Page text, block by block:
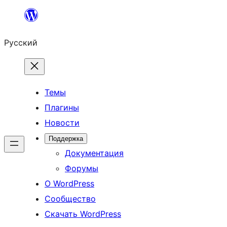
Перейти
содержимому
Русский
Темы
Плагины
Новости
Поддержка
Документация
Форумы
О WordPress
Сообщество
Скачать WordPress